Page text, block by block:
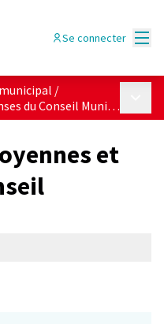
Se connecter
/
du Conseil Municipal
et